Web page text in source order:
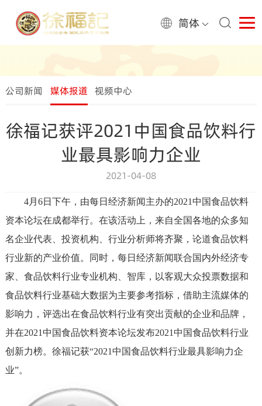
简体
公司新闻 媒体报道 视频中心
徐福记获评2021中国食品饮料行
业最具影响力企业
2021-04-08
4月6日下午，由每日经济新闻主办的2021中国食品饮料
资本论坛在成都举行。在该活动上，来自全国各地的众多知
名企业代表、投资机构、行业分析师将齐聚，论道食品饮料
行业新的产业价值。同时，每日经济新闻联合国内外经济专
家、食品饮料行业专业机构、智库，以客观大众投票数据和
食品饮料行业基础大数据为主要参考指标，借助主流媒体的
影响力，评选出在食品饮料行业有突出贡献的企业和品牌，
并在2021中国食品饮料资本论坛发布2021中国食品饮料行业
创新力榜。徐福记获“2021中国食品饮料行业最具影响力企
业”。